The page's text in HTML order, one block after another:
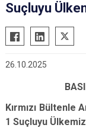
Suçluyu
26.10.2025
Kırmızı Bültenle
1 Suçluyu